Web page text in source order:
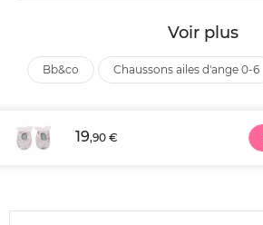
Voir plus
bb&co chaussons ailes d'ange 0-6
19,90 €